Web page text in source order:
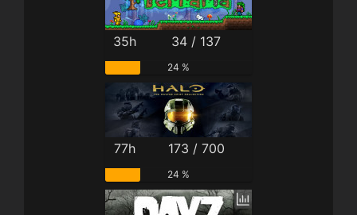
35h 34 / 137
24 %
77h 173 / 700
24 %